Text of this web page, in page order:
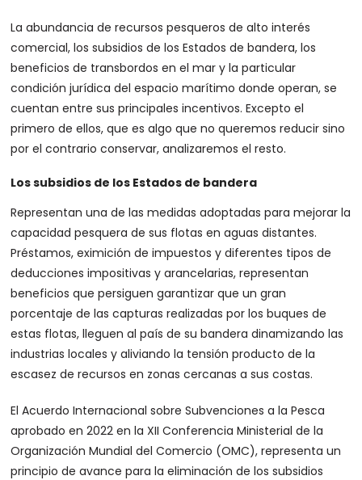
La abundancia de recursos pesqueros de alto interés
comercial, los subsidios de los Estados de bandera, los
beneficios de transbordos en el mar y la particular
condición jurídica del espacio marítimo donde operan, se
cuentan entre sus principales incentivos. Excepto el
primero de ellos, que es algo que no queremos reducir sino
por el contrario conservar, analizaremos el resto.
Los subsidios de los Estados de bandera
Representan una de las medidas adoptadas para mejorar la
capacidad pesquera de sus flotas en aguas distantes.
Préstamos, eximición de impuestos y diferentes tipos de
deducciones impositivas y arancelarias, representan
beneficios que persiguen garantizar que un gran
porcentaje de las capturas realizadas por los buques de
estas flotas, lleguen al país de su bandera dinamizando las
industrias locales y aliviando la tensión producto de la
escasez de recursos en zonas cercanas a sus costas.
El Acuerdo Internacional sobre Subvenciones a la Pesca
aprobado en 2022 en la XII Conferencia Ministerial de la
Organización Mundial del Comercio (OMC), representa un
principio de avance para la eliminación de los subsidios